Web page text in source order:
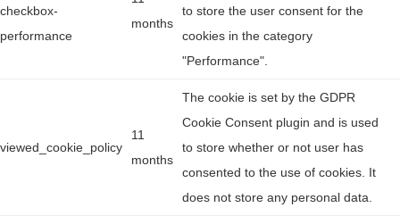
checkbox-
performance
months
to store the user consent for the
cookies in the category
"Performance".
viewed_cookie_policy
11
months
The cookie is set by the GDPR
Cookie Consent plugin and is used
to store whether or not user has
consented to the use of cookies. It
does not store any personal data.